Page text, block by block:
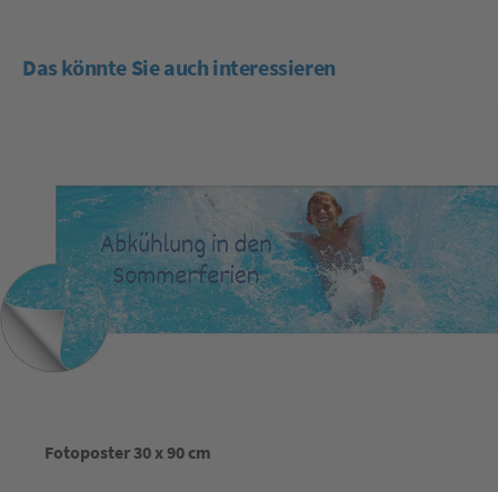
Das könnte Sie auch interessieren
Fotoposter 30 x 90 cm